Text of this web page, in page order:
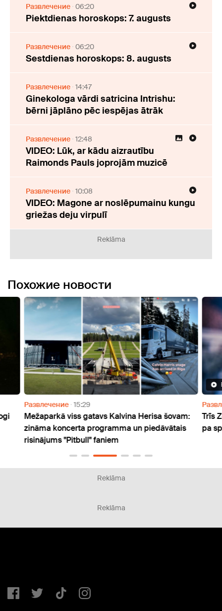
Развлечение 06:20
Piektdienas horoskops: 7. augusts
Развлечение 06:20
Sestdienas horoskops: 8. augusts
Развлечение 14:47
Ginekologa vārdi satricina Intrishu:
bērni jāplāno pēc iespējas ātrāk
Развлечение 12:48
VIDEO: Lūk, ar kādu aizrautību
Raimonds Pauls joprojām muzicē
Развлечение 10:08
VIDEO: Magone ar noslēpumainu kungu
griežas deju virpulī
Reklāma
Похожие новости
Развлечение 15:29
Mežaparkā viss gatavs Kalvina Herisa šovam:
zināma koncerta programma un piedāvātais
risinājums "Pitbull" faniem
Trīs
pa
Reklāma
Reklāma